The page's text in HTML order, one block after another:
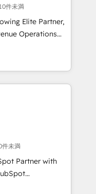
CRM and data
marketing,
FLAIR framework
consultancy,
technology to help
件未満
Elite Partner,
Operations
specialize in
Our experts design,
to enhance user
setup to
With 500+
ensures your
Our
marketing, and
件未満
Partner with